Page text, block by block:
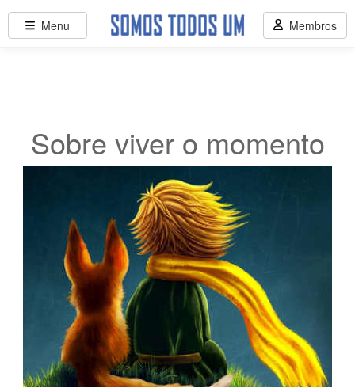
Sobre viver o momento
Menu Membros